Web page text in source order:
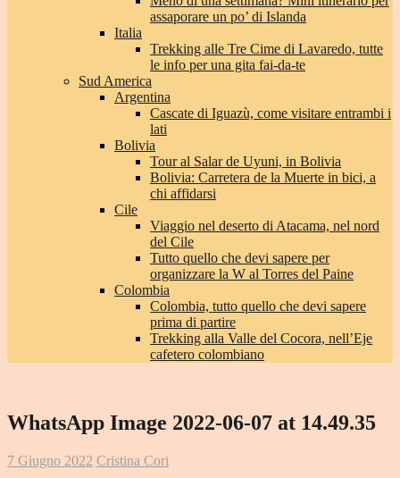
assaporare un po’ di Islanda
Italia
Trekking alle Tre Cime di Lavaredo, tutte
le info per una gita fai-da-te
Sud America
Argentina
Cascate di Iguazù, come visitare entrambi i
lati
Bolivia
Tour al Salar de Uyuni, in Bolivia
Bolivia: Carretera de la Muerte in bici, a
chi affidarsi
Cile
Viaggio nel deserto di Atacama, nel nord
del Cile
Tutto quello che devi sapere per
organizzare la W al Torres del Paine
Colombia
Colombia, tutto quello che devi sapere
prima di partire
Trekking alla Valle del Cocora, nell’Eje
cafetero colombiano
WhatsApp Image 2022-06-07 at 14.49.35
7 Giugno 2022 Cristina Cori